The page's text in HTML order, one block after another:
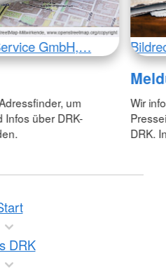
GmbH,…
um
über DRK-
Wir
DRK.
DRK